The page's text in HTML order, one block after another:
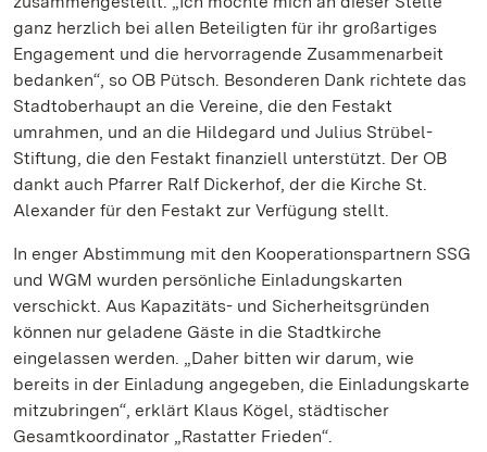
ganz herzlich bei allen Beteiligten für ihr großartiges
Engagement und die hervorragende Zusammenarbeit
bedanken“, so OB Pütsch. Besonderen Dank richtete das
Stadtoberhaupt an die Vereine, die den Festakt
umrahmen, und an die Hildegard und Julius Strübel-
Stiftung, die den Festakt finanziell unterstützt. Der OB
dankt auch Pfarrer Ralf Dickerhof, der die Kirche St.
Alexander für den Festakt zur Verfügung stellt.
In enger Abstimmung mit den Kooperationspartnern SSG
und WGM wurden persönliche Einladungskarten
verschickt. Aus Kapazitäts- und Sicherheitsgründen
können nur geladene Gäste in die Stadtkirche
eingelassen werden. „Daher bitten wir darum, wie
bereits in der Einladung angegeben, die Einladungskarte
mitzubringen“, erklärt Klaus Kögel, städtischer
Gesamtkoordinator „Rastatter Frieden“.